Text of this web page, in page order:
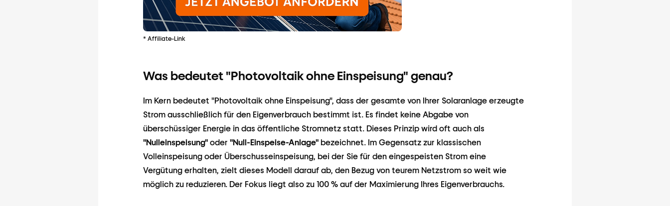
* Affiliate-Link
Was bedeutet "Photovoltaik ohne Einspeisung" genau?
Im Kern bedeutet "Photovoltaik ohne Einspeisung", dass der gesamte von Ihrer Solaranlage erzeugte
Strom ausschließlich für den Eigenverbrauch bestimmt ist. Es findet keine Abgabe von
überschüssiger Energie in das öffentliche Stromnetz statt. Dieses Prinzip wird oft auch als
"Nulleinspeisung" oder "Null-Einspeise-Anlage" bezeichnet. Im Gegensatz zur klassischen
Volleinspeisung oder Überschusseinspeisung, bei der Sie für den eingespeisten Strom eine
Vergütung erhalten, zielt dieses Modell darauf ab, den Bezug von teurem Netzstrom so weit wie
möglich zu reduzieren. Der Fokus liegt also zu 100 % auf der Maximierung Ihres Eigenverbrauchs.